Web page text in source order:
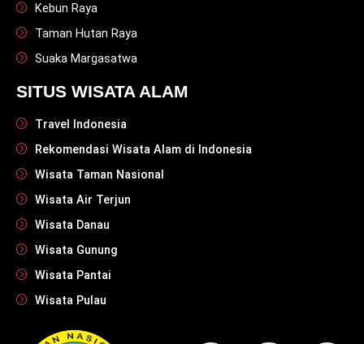
Kebun Raya
Taman Hutan Raya
Suaka Margasatwa
SITUS WISATA ALAM
Travel Indonesia
Rekomendasi Wisata Alam di Indonesia
Wisata Taman Nasional
Wisata Air Terjun
Wisata Danau
Wisata Gunung
Wisata Pantai
Wisata Pulau